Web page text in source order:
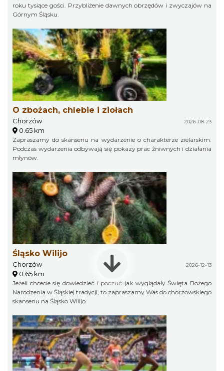
roku tysiące gości. Przybliżenie dawnych obrzędów i zwyczajów na
Górnym Śląsku.
O zbożach, chlebie i ziołach
Chorzów 2026-08-23
0.65 km
Zapraszamy do skansenu na wydarzenie o charakterze zielarskim.
Podczas wydarzenia odbywają się pokazy prac żniwnych i działania
młynów.
Śląsko Wilijo
Chorzów 2026-12-13
0.65 km
Jeżeli chcecie się dowiedzieć i poczuć jak wyglądały Święta Bożego
Narodzenia w Śląskiej tradycji, to zapraszamy Was do chorzowskiego
skansenu na Śląsko Wilijo.